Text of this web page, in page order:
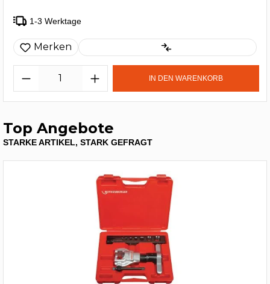
1-3 Werktage
Merken
IN DEN WARENKORB
Top Angebote
STARKE ARTIKEL, STARK GEFRAGT